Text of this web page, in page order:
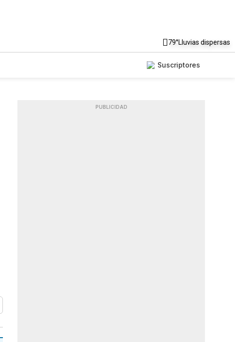
79°Lluvias dispersas
Suscriptores
PUBLICIDAD